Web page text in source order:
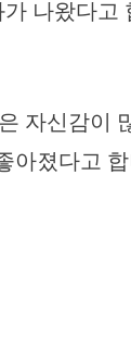
나왔다고
자신감이
아졌다고